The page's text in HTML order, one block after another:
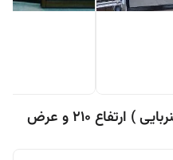
پرده توری مغناطیسی (پرده آهنربایی ) ارتفاع 210 و عرض